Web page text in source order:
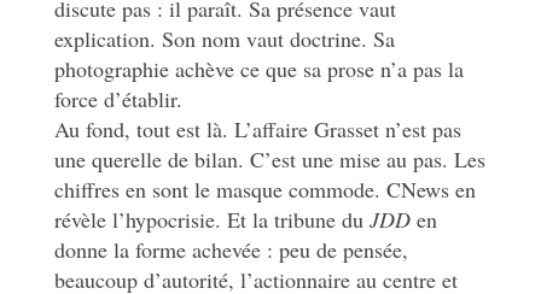
discute pas : il paraît. Sa présence vaut
explication. Son nom vaut doctrine. Sa
photographie achève ce que sa prose n’a pas la
force d’établir.
Au fond, tout est là. L’affaire Grasset n’est pas
une querelle de bilan. C’est une mise au pas. Les
chiffres en sont le masque commode. CNews en
révèle l’hypocrisie. Et la tribune du JDDen
donne la forme achevée : peu de pensée,
beaucoup d’autorité, l’actionnaire au centre et